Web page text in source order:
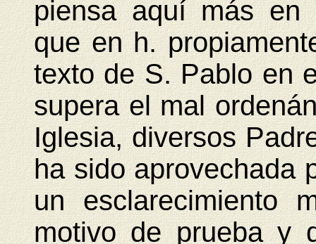
piensa aquí más en
que en h.
texto de S. Pablo en
supera el mal
Iglesia, diversos
ha sido aprovechada
un esclarecimiento
motivo de prueba y